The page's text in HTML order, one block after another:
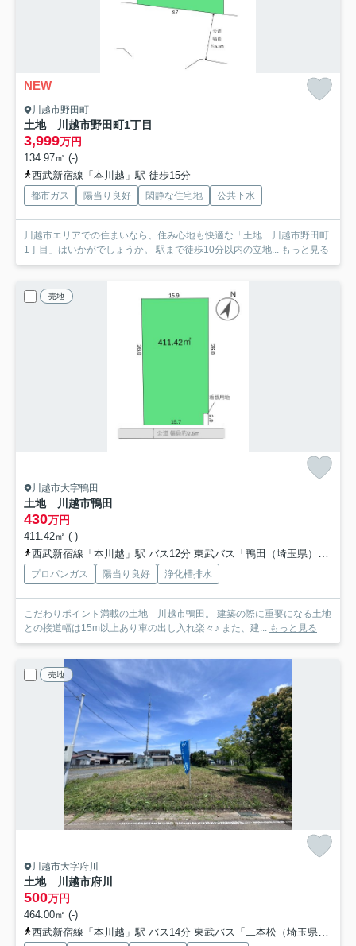
NEW
川越市野田町
土地 川越市野田町1丁目
3,999万円
134.97㎡ (-)
西武新宿線「本川越」駅 徒歩15分
都市ガス 陽当り良好 閑静な住宅地 公共下水
川越市エリアでの住まいなら、住み心地も快適な「土地 川越市野田町
1丁目」はいかがでしょうか。 駅まで徒歩10分以内の立地... もっと見る
売地
川越市大字鴨田
土地 川越市鴨田
430万円
411.42㎡ (-)
西武新宿線「本川越」駅 バス12分 東武バス「鴨田（埼玉県）」 停歩6分
プロパンガス 陽当り良好 浄化槽排水
こだわりポイント満載の土地 川越市鴨田。 建築の際に重要になる土地
との接道幅は15m以上あり車の出し入れ楽々♪ また、建... もっと見る
売地
川越市大字府川
土地 川越市府川
500万円
464.00㎡ (-)
西武新宿線「本川越」駅 バス14分 東武バス「二本松（埼玉県）」 停歩4分